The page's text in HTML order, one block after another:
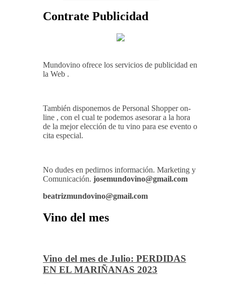
Contrate Publicidad
Mundovino ofrece los servicios de publicidad en
la Web .
También disponemos de Personal Shopper on-
line , con el cual te podemos asesorar a la hora
de la mejor elección de tu vino para ese evento o
cita especial.
No dudes en pedirnos información. Marketing y
Comunicación. josemundovino@gmail.com
beatrizmundovino@gmail.com
Vino del mes
Vino del mes de Julio: PERDIDAS
EN EL MARIÑANAS 2023